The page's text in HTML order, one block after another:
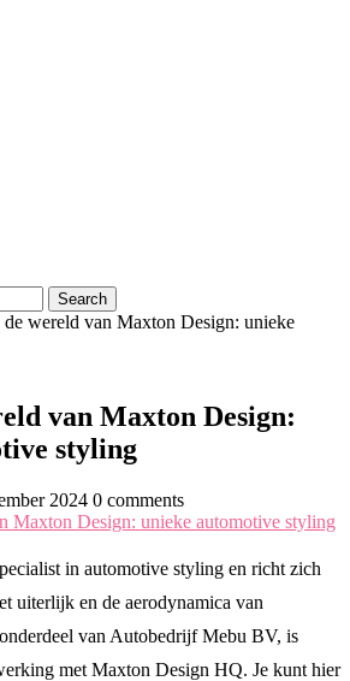
Search
de wereld van Maxton Design: unieke
van Maxton Design:
styling
2024 0 comments
in automotive styling en richt zich
uiterlijk en de aerodynamica van
van Autobedrijf Mebu BV, is
met Maxton Design HQ. Je kunt hier